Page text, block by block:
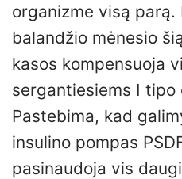
organizme visą parą.
balandžio mėnesio
kasos kompensuoja
sergantiesiems I tipo
Pastebima, kad
insulino pompas
pasinaudoja vis